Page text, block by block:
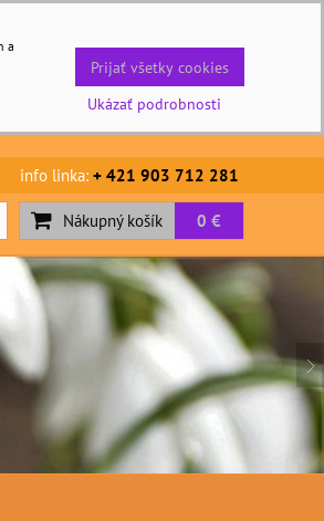
info linka: + 421 903 712 281
Nákupný košík 0 €
a
Ukázať podrobnosti
Prijať všetky cookies